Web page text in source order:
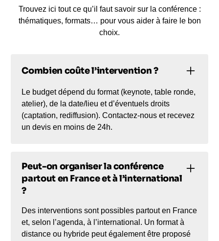
Trouvez ici tout ce qu’il faut savoir sur la conférence :
thématiques, formats… pour vous aider à faire le bon
choix.
Combien coûte l’intervention ?
Le budget dépend du format (keynote, table ronde,
atelier), de la date/lieu et d’éventuels droits
(captation, rediffusion). Contactez-nous et recevez
un devis en moins de 24h.
Peut-on organiser la conférence
partout en France et à l’international
?
Des interventions sont possibles partout en France
et, selon l’agenda, à l’international. Un format à
distance ou hybride peut également être proposé